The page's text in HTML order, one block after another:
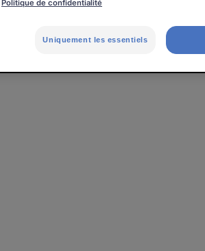
Politique de confidentialité
Uniquement les essentiels